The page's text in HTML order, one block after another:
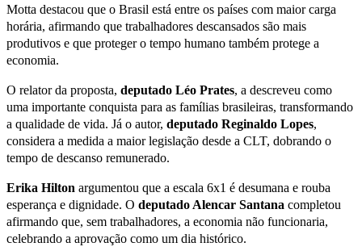
Motta destacou que o Brasil está entre os países com maior carga
horária, afirmando que trabalhadores descansados são mais
produtivos e que proteger o tempo humano também protege a
economia.
O relator da proposta, deputado Léo Prates, a descreveu como
uma importante conquista para as famílias brasileiras, transformando
a qualidade de vida. Já o autor, deputado Reginaldo Lopes,
considera a medida a maior legislação desde a CLT, dobrando o
tempo de descanso remunerado.
Erika Hilton argumentou que a escala 6x1 é desumana e rouba
esperança e dignidade. O deputado Alencar Santana completou
afirmando que, sem trabalhadores, a economia não funcionaria,
celebrando a aprovação como um dia histórico.